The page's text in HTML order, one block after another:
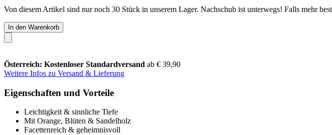
Von diesem Artikel sind nur noch 30 Stück in unserem Lager. Nachschub ist unterwegs! Falls mehr
In den Warenkorb
Österreich: Kostenloser Standardversand ab € 39,90
Weitere Infos zu Versand & Lieferung
Eigenschaften und Vorteile
Leichtigkeit & sinnliche Tiefe
Mit Orange, Blüten & Sandelholz
Facettenreich & geheimnisvoll